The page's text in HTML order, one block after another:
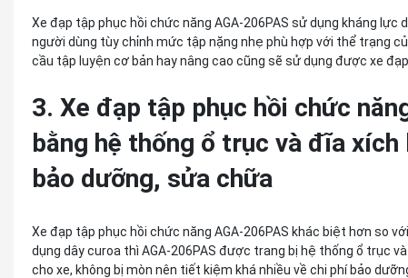
Xe đạp tập phục hồi chức năng AGA-206PAS sử dụng kháng lực
người dùng tùy chỉnh mức tập nặng nhẹ phù hợp với thể trạng
cầu tập luyện cơ bản hay nâng cao cũng sẽ sử dụng được xe đạp
3. Xe đạp tập phục hồi chức
bằng hệ thống ổ trục và đĩa
bảo dưỡng, sửa chữa
Xe đạp tập phục hồi chức năng AGA-206PAS khác biệt hơn so
dụng dây curoa thì AGA-206PAS được trang bị hệ thống ổ trục
cho xe, không bị mòn nên tiết kiệm khá nhiều về chi phí bảo